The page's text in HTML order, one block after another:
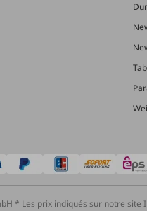
* Les prix indiqués sur notre